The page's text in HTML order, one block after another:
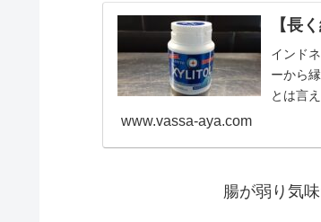
【長
インド
ーから
とは言
www.vassa-aya.com
腸が弱り気